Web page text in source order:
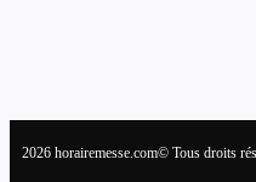
2026 horairemesse.com© Tous droits